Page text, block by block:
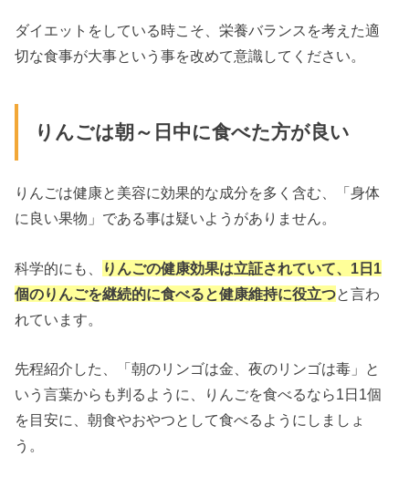
ダイエットをしている時こそ、栄養バランスを考えた適
切な食事が大事という事を改めて意識してください。
りんごは朝～日中に食べた方が良い
りんごは健康と美容に効果的な成分を多く含む、「身体
に良い果物」である事は疑いようがありません。
科学的にも、
りんごの健康効果は立証されていて、1日1
個のりんごを継続的に食べると健康維持に役立つと言わ
れています。
先程紹介した、「朝のリンゴは金、夜のリンゴは毒」と
いう言葉からも判るように、りんごを食べるなら1日1個
を目安に、朝食やおやつとして食べるようにしましょ
う。